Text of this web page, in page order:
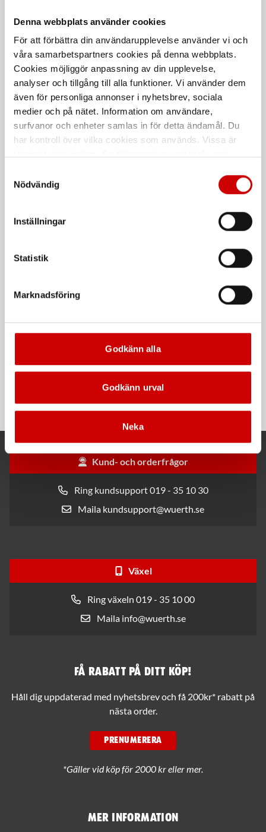
Denna webbplats använder cookies
För att förbättra din användarupplevelse använder vi och
våra samarbetspartners cookies på denna webbplats.
Cookies möjliggör anpassning av din upplevelse,
analyser och tillgång till alla funktioner. Vi använder dem
även för personliga annonser i nyhetsbrev, sociala
medier och på nätet. Information om användare,
surfvanor och enheter samlas in för detta ändamål. Du
har kontroll över vilka cookies som används. Vissa är
länder utanför EU med olika dataskyddsnormer. Genom
att godkänna samtycker du till sådana överföringar. Läs
Nödvändig
Inställningar
Statistik
Marknadsföring
Godkänn alla
Godkänn urval
Neka
Verktygsficka 21231
Hammarhållare 50632
Snikki
De som köpte, köpte även
Kampanj
Våtservett för glasögon
Cyanoakrylatlim för limning av
Kund- och orderfrågor
Ring kundsupport 019 - 35 10 30
Maila kundsupport@wuerth.se
Växel
Ring växeln 019 - 35 10 00
Maila info@wuerth.se
Mer information
Få rabatt på ditt köp!
Håll dig uppdaterad med nyhetsbrev och få 200kr* rabatt på
nästa order.
PRENUMERERA
*Gäller vid köp för 2000 kr eller mer.